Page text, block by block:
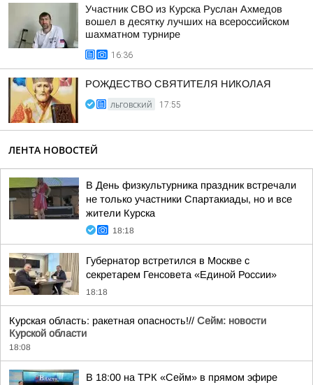
Участник СВО из Курска Руслан Ахмедов
вошел в десятку лучших на всероссийском
шахматном турнире
16:36
РОЖДЕСТВО СВЯТИТЕЛЯ НИКОЛАЯ
ЛЬГОВСКИЙ 17:55
ЛЕНТА НОВОСТЕЙ
В День физкультурника праздник встречали
не только участники Спартакиады, но и все
жители Курска
18:18
Губернатор встретился в Москве с
секретарем Генсовета «Единой России»
18:18
Курская область: ракетная опасность!// Сейм: новости
Курской области
18:08
В 18:00 на ТРК «Сейм» в прямом эфире